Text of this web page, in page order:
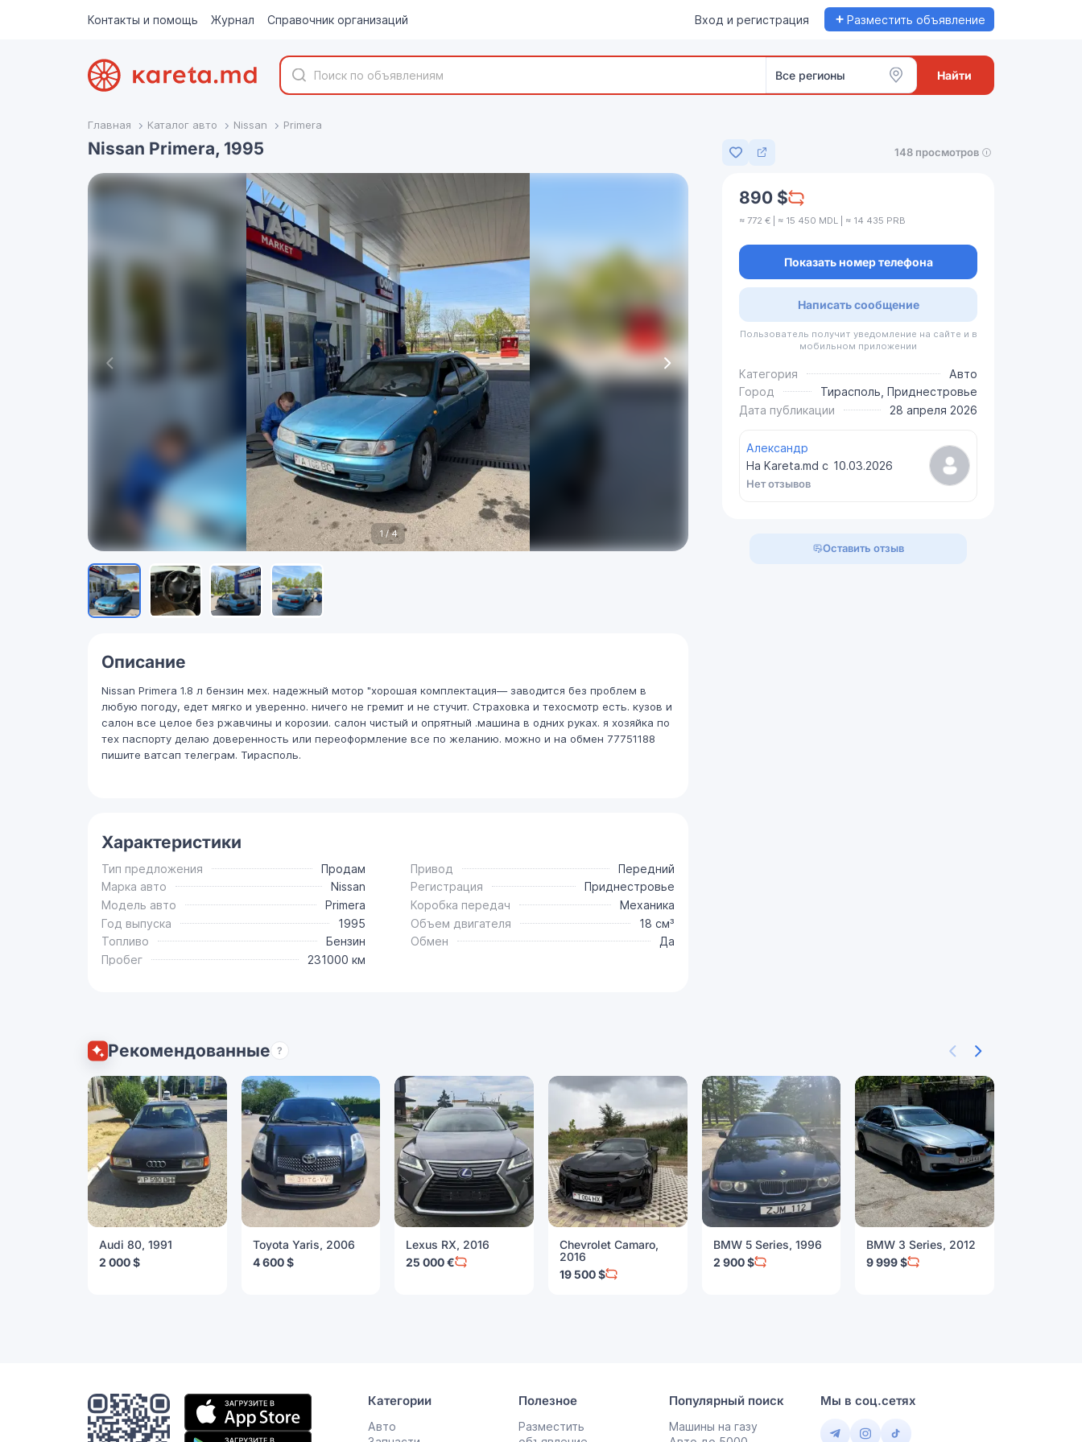
Контакты и помощь Журнал Справочник организаций Вход и регистрация + Разместить объявление
Все регионы Найти
Главная Каталог авто Nissan Primera
Nissan Primera, 1995
Добавить в избранное
148 просмотров
1/4
Описание
Nissan Primera 1.8 л бензин мех. надежный мотор "хорошая комплектация— заводится без проблем в
любую погоду, едет мягко и уверенно. ничего не гремит и не стучит. Страховка и техосмотр есть. кузов и
салон все целое без ржавчины и корозии. салон чистый и опрятный .машина в одних руках. я хозяйка по
тех паспорту делаю доверенность или переоформление все по желанию. можно и на обмен 77751188
пишите ватсап телеграм. Тирасполь.
Характеристики
Тип предложения
Продам
Марка авто
Nissan
Модель авто
Primera
Год выпуска
1995
Топливо
Бензин
Пробег
231000 км
Привод
Передний
Регистрация
Приднестровье
Коробка передач
Механика
Объем двигателя
18 см³
Обмен
Да
890 $
≈ 772 € | ≈ 15 450 MDL | ≈ 14 435 PRB
Показать номер телефона
Написать сообщение
Пользователь получит уведомление на сайте и в
мобильном приложении
Категория
Авто
Город
Тирасполь, Приднестровье
Дата публикации
28 апреля 2026
Александр
На Kareta.md с 10.03.2026
Нет отзывов
Оставить отзыв
Рекомендованные ?
Audi 80, 1991
2 000 $
Toyota Yaris, 2006
4 600 $
Lexus RX, 2016
25 000 €
Chevrolet Camaro,
2016
19 500 $
BMW 5 Series, 1996
2 900 $
BMW 3 Series, 2012
9 999 $
Мобильное
приложение
Категории
Авто
Полезное
Разместить
Популярный поиск
Машины на газу
Мы в соц.сетях